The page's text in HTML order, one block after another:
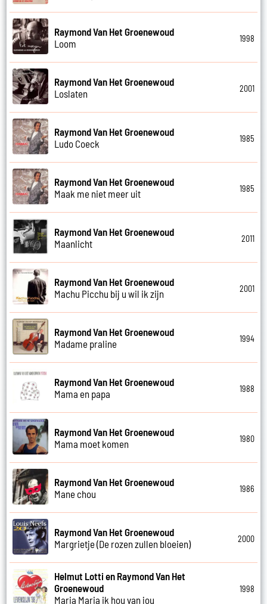
Raymond Van Het Groenewoud
Loom
1998
Raymond Van Het Groenewoud
Loslaten
2001
Raymond Van Het Groenewoud
Ludo Coeck
1985
Raymond Van Het Groenewoud
Maak me niet meer uit
1985
Raymond Van Het Groenewoud
Maanlicht
2011
Raymond Van Het Groenewoud
Machu Picchu bij u wil ik zijn
2001
Raymond Van Het Groenewoud
Madame praline
1994
Raymond Van Het Groenewoud
Mama en papa
1988
Raymond Van Het Groenewoud
Mama moet komen
1980
Raymond Van Het Groenewoud
Mane chou
1986
Raymond Van Het Groenewoud
Margrietje (De rozen zullen bloeien)
2000
Helmut Lotti en Raymond Van Het
Groenewoud
Maria Maria ik hou van jou
1998